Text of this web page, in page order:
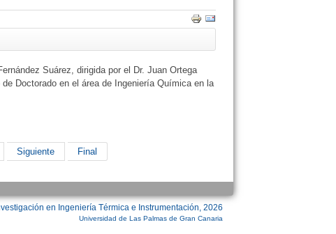
Suárez, dirigida por el Dr. Juan Ortega
Doctorado en el área de Ingeniería Química en la
Siguiente Final
en Ingeniería Térmica e Instrumentación, 2026
Universidad de Las Palmas de Gran Canaria